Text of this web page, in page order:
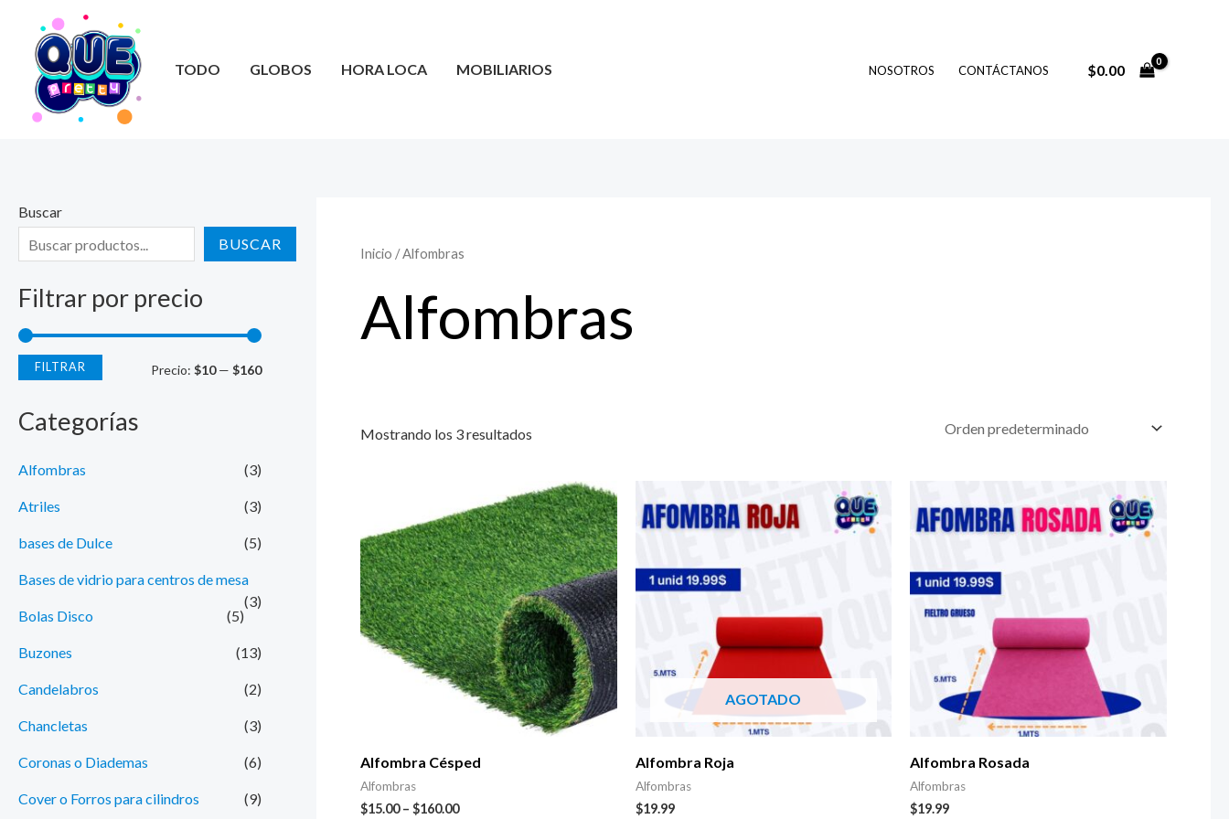
contenido
TODO GLOBOS HORA LOCA MOBILIARIOS NOSOTROS CONTÁCTANOS $0.00
Buscar
BUSCAR
Filtrar por precio
PP
FILTRAR Precio: $10— $160
Categorías
Alfombras (3)
Atriles (3)
bases de Dulce (5)
Bases de vidrio para centros de mesa
(3)
Bolas Disco
(5)
Buzones (13)
Candelabros (2)
Chancletas (3)
Coronas o Diademas (6)
Cover o Forros para cilindros (9)
Inicio / Alfombras
Alfombras
Mostrando los 3 resultados
Alfombra Césped
Alfombras
$15.00– $160.00
AGOTADO
Alfombra Roja
Alfombras
$19.99
Alfombra Rosada
Alfombras
$19.99